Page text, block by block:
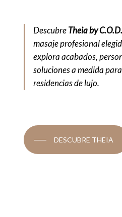
DescubreTheia by
masaje profesional
explora acabados,
soluciones a medida
residencias de lujo.
DESCUBRE THEIA